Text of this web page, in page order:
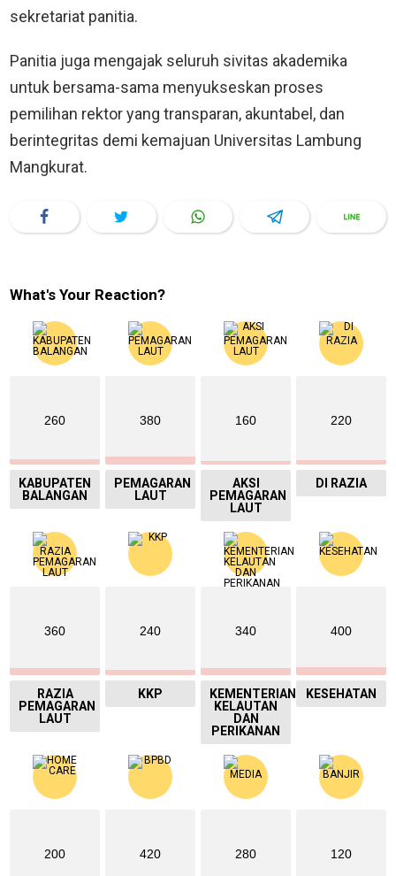
sekretariat panitia.
Panitia juga mengajak seluruh sivitas akademika
untuk bersama-sama menyukseskan proses
pemilihan rektor yang transparan, akuntabel, dan
berintegritas demi kemajuan Universitas Lambung
Mangkurat.
What's Your Reaction?
260
KABUPATEN
BALANGAN
380
PEMAGARAN
LAUT
160
AKSI
PEMAGARAN
LAUT
220
DI RAZIA
360
RAZIA
PEMAGARAN
LAUT
240
KKP
340
KEMENTERIAN
KELAUTAN
DAN
PERIKANAN
400
KESEHATAN
200 420 280 120